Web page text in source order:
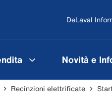
DeLaval
Novità e
Recinzioni elettrificate